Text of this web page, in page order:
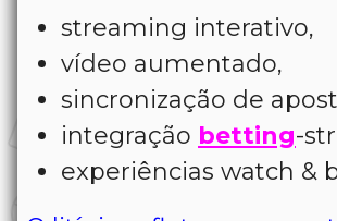
streaming interativo,
vídeo aumentado,
sincronização de
integração betting-
experiências watch &